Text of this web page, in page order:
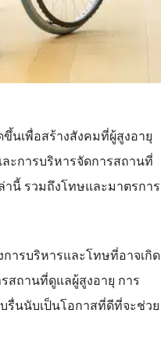
นเพื่อสร้างสังคมที่ผู้สูงอายุ
ะการบริหารจัดการสถานที่
นี้ รวมถึงโทษและมาตรการ
ารบริหารและโทษที่อาจเกิด
ถานที่ดูแลผู้สูงอายุ การ
รื่นนับเป็นโอกาสที่ดีที่จะช่วย